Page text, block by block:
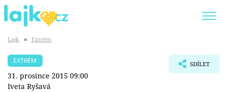
SHOPAHOLICADEL
Lajk ■ Extrém
EXTRÉM
31. prosince 2015 09:00
Iveta Ryšavá
SDÍLET